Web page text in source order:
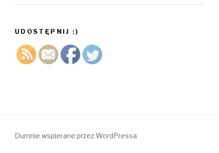
UDOSTĘPNIJ :)
Dumnie wspierane przez WordPressa